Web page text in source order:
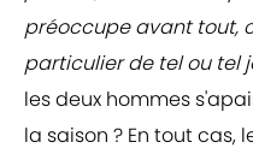
préoccupe avant tout,
particulier de tel ou tel
les deux hommes
la saison ? En tout cas,